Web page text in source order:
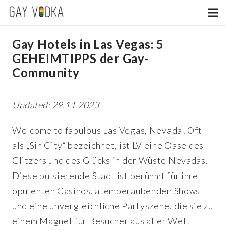
Gay Hotels in Las Vegas: 5
GEHEIMTIPPS der Gay-
Community
Updated: 29.11.2023
Welcome to fabulous Las Vegas, Nevada! Oft
als „Sin City“ bezeichnet, ist LV eine Oase des
Glitzers und des Glücks in der Wüste Nevadas.
Diese pulsierende Stadt ist berühmt für ihre
opulenten Casinos, atemberaubenden Shows
und eine unvergleichliche Partyszene, die sie zu
einem Magnet für Besucher aus aller Welt